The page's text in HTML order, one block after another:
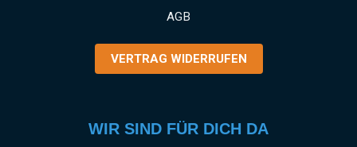
AGB
VERTRAG WIDERRUFEN
WIR SIND FÜR DICH DA